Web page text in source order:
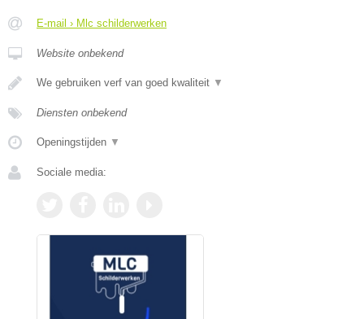
E-mail › Mlc schilderwerken
Website onbekend
We gebruiken verf van goed kwaliteit ▼
Diensten onbekend
Openingstijden ▼
Sociale media: